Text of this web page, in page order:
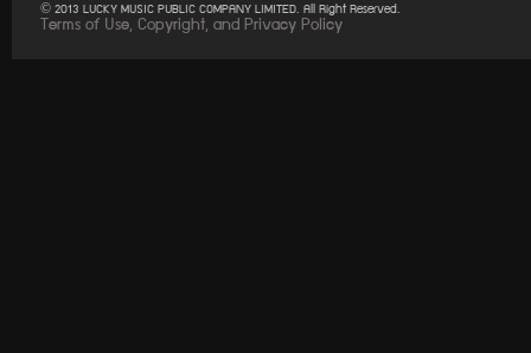
© 2013 LUCKY MUSIC PUBLIC COMPANY LIMITED. All Right Reserved.
Terms of Use, Copyright, and Privacy Policy